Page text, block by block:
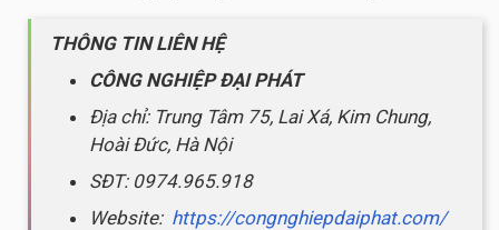
THÔNG TIN LIÊN HỆ
CÔNG NGHIỆP ĐẠI PHÁT
Địa chỉ: Trung Tâm 75, Lai Xá, Kim Chung,
Hoài Đức, Hà Nội
SĐT: 0974.965.918
Website: https://congnghiepdaiphat.com/